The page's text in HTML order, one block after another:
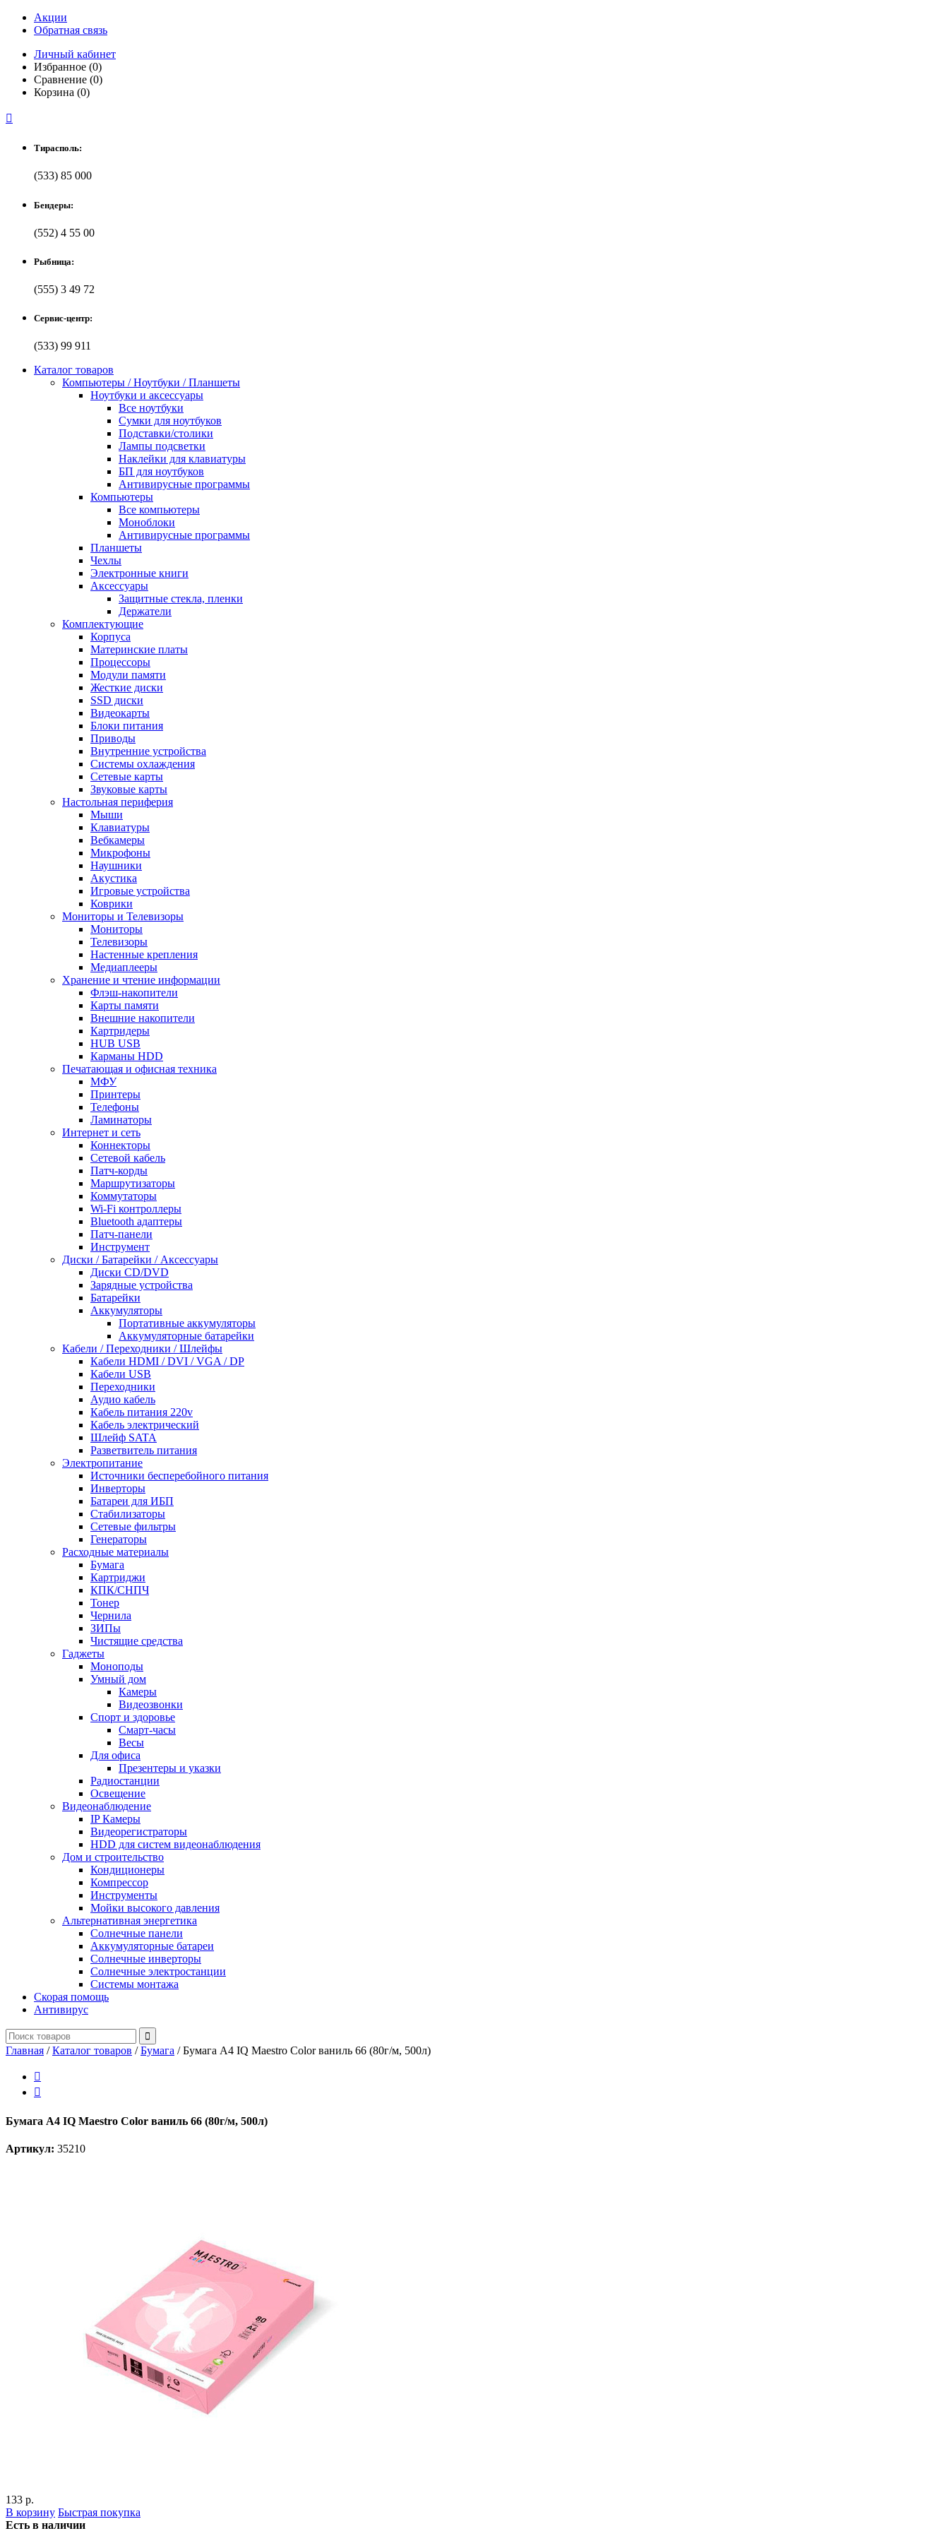
Акции
Обратная связь
Личный кабинет
Избранное (0)
Сравнение (0)
Корзина (0)

Тирасполь:
(533) 85 000
Бендеры:
(552) 4 55 00
Рыбница:
(555) 3 49 72
Сервис-центр:
(533) 99 911
Каталог товаров
Компьютеры / Ноутбуки / Планшеты
Ноутбуки и аксессуары
Все ноутбуки
Сумки для ноутбуков
Подставки/столики
Лампы подсветки
Наклейки для клавиатуры
БП для ноутбуков
Антивирусные программы
Компьютеры
Все компьютеры
Моноблоки
Антивирусные программы
Планшеты
Чехлы
Электронные книги
Аксессуары
Защитные стекла, пленки
Держатели
Комплектующие
Корпуса
Материнские платы
Процессоры
Модули памяти
Жесткие диски
SSD диски
Видеокарты
Блоки питания
Приводы
Внутренние устройства
Системы охлаждения
Сетевые карты
Звуковые карты
Настольная периферия
Мыши
Клавиатуры
Вебкамеры
Микрофоны
Наушники
Акустика
Игровые устройства
Коврики
Мониторы и Телевизоры
Мониторы
Телевизоры
Настенные крепления
Медиаплееры
Хранение и чтение информации
Флэш-накопители
Карты памяти
Внешние накопители
Картридеры
HUB USB
Карманы HDD
Печатающая и офисная техника
МФУ
Принтеры
Телефоны
Ламинаторы
Интернет и сеть
Коннекторы
Сетевой кабель
Патч-корды
Маршрутизаторы
Коммутаторы
Wi-Fi контроллеры
Bluetooth адаптеры
Патч-панели
Инструмент
Диски / Батарейки / Аксессуары
Диски CD/DVD
Зарядные устройства
Батарейки
Аккумуляторы
Портативные аккумуляторы
Аккумуляторные батарейки
Кабели / Переходники / Шлейфы
Кабели HDMI / DVI / VGA / DP
Кабели USB
Переходники
Аудио кабель
Кабель питания 220v
Кабель электрический
Шлейф SATA
Разветвитель питания
Электропитание
Источники бесперебойного питания
Инверторы
Батареи для ИБП
Стабилизаторы
Сетевые фильтры
Генераторы
Расходные материалы
Бумага
Картриджи
КПК/СНПЧ
Тонер
Чернила
ЗИПы
Чистящие средства
Гаджеты
Моноподы
Умный дом
Камеры
Видеозвонки
Спорт и здоровье
Смарт-часы
Весы
Для офиса
Презентеры и указки
Радиостанции
Освещение
Видеонаблюдение
IP Камеры
Видеорегистраторы
HDD для систем видеонаблюдения
Дом и строительство
Кондиционеры
Компрессор
Инструменты
Мойки высокого давления
Альтернативная энергетика
Солнечные панели
Аккумуляторные батареи
Солнечные инверторы
Солнечные электростанции
Системы монтажа
Скорая помощь
Антивирус
Главная /Каталог товаров /Бумага /Бумага A4 IQ Maestro Color ваниль 66 (80г/м, 500л)


Бумага A4 IQ Maestro Color ваниль 66 (80г/м, 500л)
Артикул: 35210
133 р.
В корзину Быстрая покупка
Есть в наличии